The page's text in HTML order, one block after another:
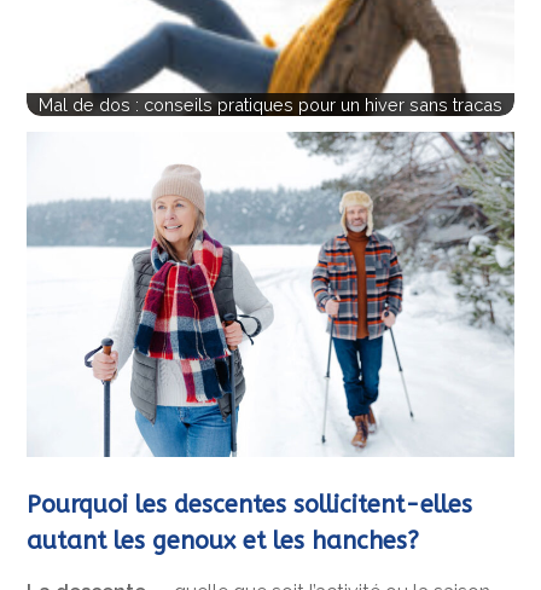
Mal de dos : conseils pratiques pour un hiver sans tracas
Pourquoi les descentes sollicitent-elles
autant les genoux et les hanches?